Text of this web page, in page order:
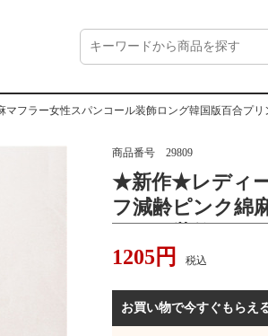
フラー女性スパンコール装飾ロング韓国版百合プ
商品番号 29809
★新作★レディ
フ減齢ピンク綿
フリンジ大スト
1205円 税込
お買い物で今すぐもらえ